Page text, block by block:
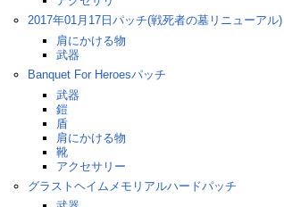
2017年01月17日パッチ(戦死者の墓リニューアル)
肩にかける物
武器
Banquet For Heroesパッチ
武器
鎧
盾
肩にかける物
靴
アクセサリー
グラストヘイムメモリアルハードパッチ